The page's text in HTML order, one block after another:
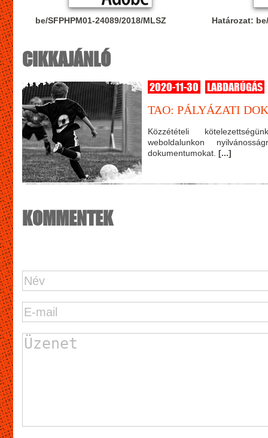
be/SFPHPM01-24089/2018/MLSZ Határozat:
CIKKAJÁNLÓ
2020-11-30
LABDARÚGÁS
TAO: PÁLYÁZATI
Közzétételi
weboldalunkon
dokumentumokat. [...]
KOMMENTEK